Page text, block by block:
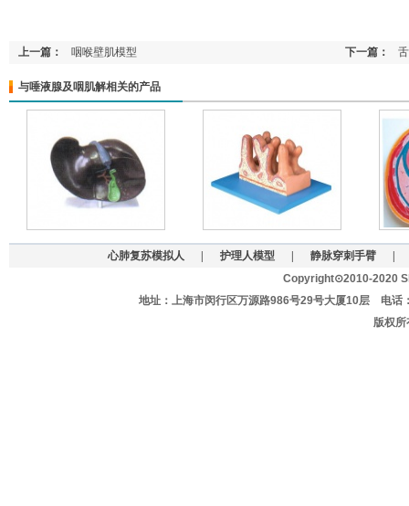
上一篇： 咽喉壁肌模型 下一篇：
与唾液腺及咽肌解相关的产品
心肺复苏模拟人 护理人模型 静脉穿刺手臂
Copyright⊙2010-2020
地址：上海市闵行区万源路986号29号大厦10层 电
版权